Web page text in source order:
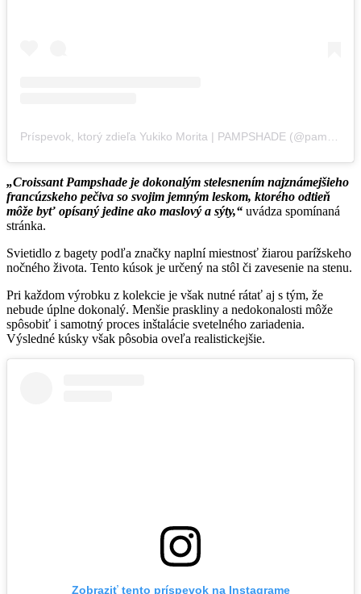
„Croissant Pampshade je dokonalým stelesnením najznámejšieho
francúzskeho pečiva so svojim jemným leskom, ktorého odtieň
môže byť opísaný jedine ako maslový a sýty,“ uvádza spomínaná
stránka.
Svietidlo z bagety podľa značky naplní miestnosť žiarou parížskeho
nočného života. Tento kúsok je určený na stôl či zavesenie na stenu.
Pri každom výrobku z kolekcie je však nutné rátať aj s tým, že
nebude úplne dokonalý. Menšie praskliny a nedokonalosti môže
spôsobiť i samotný proces inštalácie svetelného zariadenia.
Výsledné kúsky však pôsobia oveľa realistickejšie.
Zobraziť tento príspevok na Instagrame